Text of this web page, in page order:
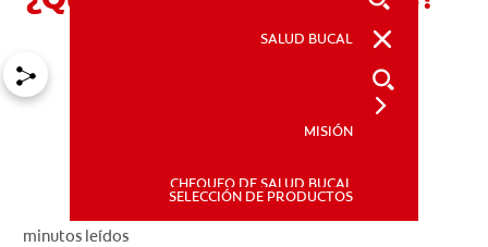
SALUD BUCAL
MISIÓN
CHEQUEO DE SALUD BUCAL
SELECCIÓN DE PRODUCTOS
minutos leídos